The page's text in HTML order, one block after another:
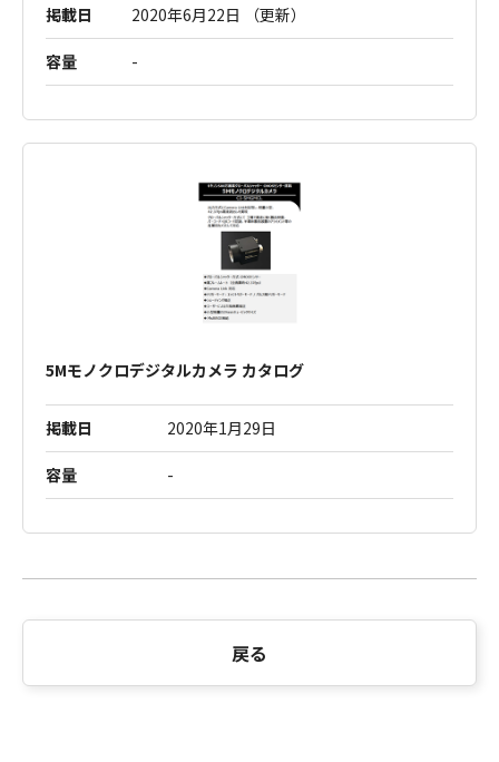
掲載日 2020年6月22日 （更新）
容量 -
5Mモノクロデジタルカメラ カタログ
掲載日 2020年1月29日
容量 -
戻る